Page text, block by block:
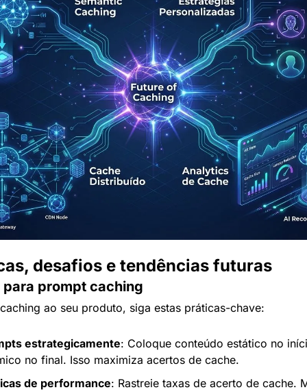
desafios e tendências futuras
prompt caching
ao seu produto, siga estas práticas-chave:
estrategicamente: Coloque conteúdo estático no
no final. Isso maximiza acertos de cache.
de performance: Rastreie taxas de acerto de cache.